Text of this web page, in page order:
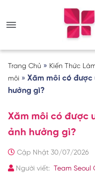
Trang Chủ » Kiến Thức
môi » Xăm môi có được
hưởng gì?
Xăm môi có được
ảnh hưởng gì?
Cập Nhật 30/07/2026
Người viết: Team Seoul